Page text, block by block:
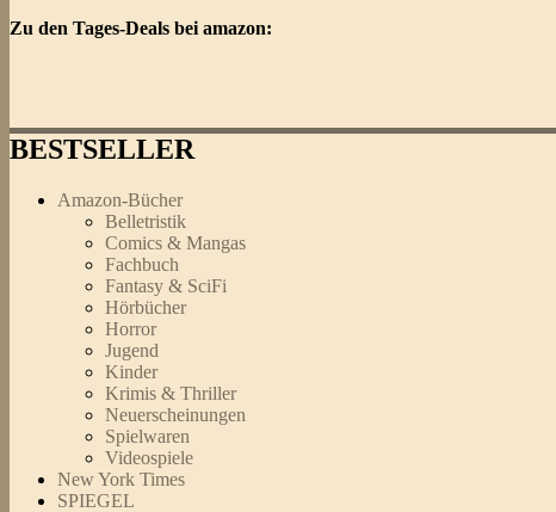
Zu den Tages-Deals bei amazon:
BESTSELLER
Amazon-Bücher
Belletristik
Comics & Mangas
Fachbuch
Fantasy & SciFi
Hörbücher
Horror
Jugend
Kinder
Krimis & Thriller
Neuerscheinungen
Spielwaren
Videospiele
New York Times
SPIEGEL